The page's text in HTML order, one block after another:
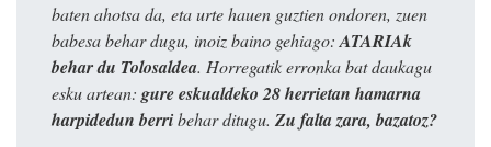
baten ahotsa da, eta urte hauen guztien ondoren, zuen
babesa behar dugu, inoiz baino gehiago: ATARIAk
behar du Tolosaldea. Horregatik erronka bat daukagu
esku artean: gure eskualdeko 28 herrietan hamarna
harpidedun berribehar ditugu. Zu falta zara, bazatoz?